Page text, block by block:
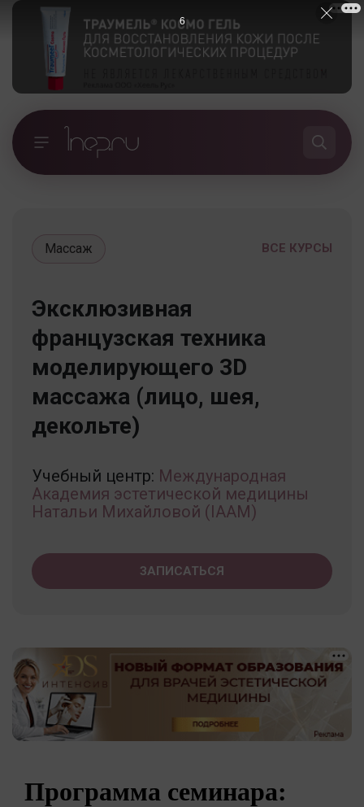
ВСЕ КУРСЫ
Массаж
Эксклюзивная
французская техника
моделирующего 3D
массажа (лицо, шея,
декольте)
Учебный центр: Международная
Академия эстетической медицины
Натальи Михайловой (IAAM)
ЗАПИСАТЬСЯ
Программа семинара:
5